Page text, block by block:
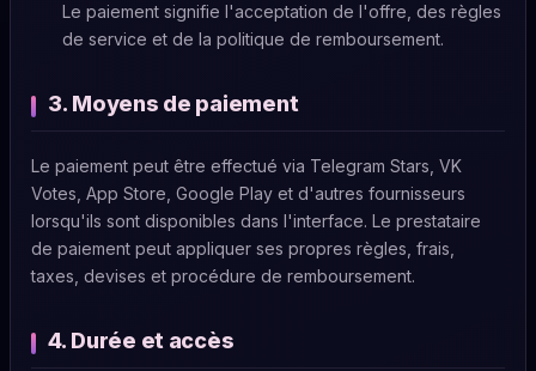
Le paiement signifie l'acceptation de l'offre, des règles
de service et de la politique de remboursement.
3. Moyens de paiement
Le paiement peut être effectué via Telegram Stars, VK
Votes, App Store, Google Play et d'autres fournisseurs
lorsqu'ils sont disponibles dans l'interface. Le prestataire
de paiement peut appliquer ses propres règles, frais,
taxes, devises et procédure de remboursement.
4. Durée et accès